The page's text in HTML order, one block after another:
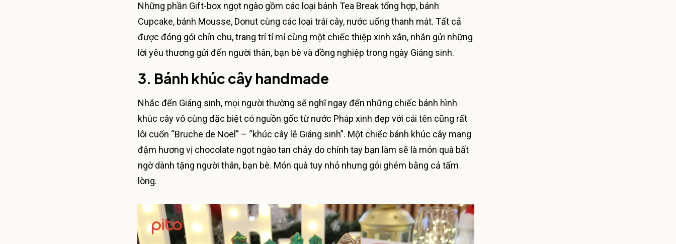
Những phần Gift-box ngọt ngào gồm các loại bánh Tea Break tổng hợp, bánh
Cupcake, bánh Mousse, Donut cùng các loại trái cây, nước uống thanh mát. Tất cả
được đóng gói chỉn chu, trang trí tỉ mỉ cùng một chiếc thiệp xinh xắn, nhắn gửi những
lời yêu thương gửi đến người thân, bạn bè và đồng nghiệp trong ngày Giáng sinh.
3. Bánh khúc cây handmade
Nhắc đến Giáng sinh, mọi người thường sẽ nghĩ ngay đến những chiếc bánh hình
khúc cây vô cùng đặc biệt có nguồn gốc từ nước Pháp xinh đẹp với cái tên cũng rất
lôi cuốn “Bruche de Noel” – “khúc cây lễ Giáng sinh”. Một chiếc bánh khúc cây mang
đậm hương vị chocolate ngọt ngào tan chảy do chính tay bạn làm sẽ là món quà bất
ngờ dành tặng người thân, bạn bè. Món quà tuy nhỏ nhưng gói ghém bằng cả tấm
lòng.